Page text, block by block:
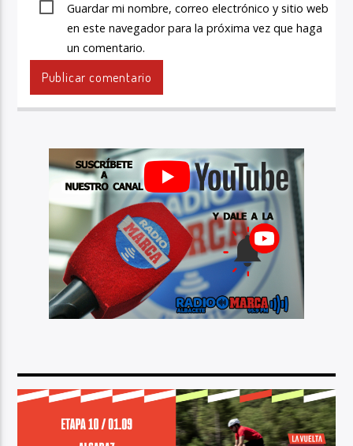
Guardar mi nombre, correo electrónico y sitio web
en este navegador para la próxima vez que haga
un comentario.